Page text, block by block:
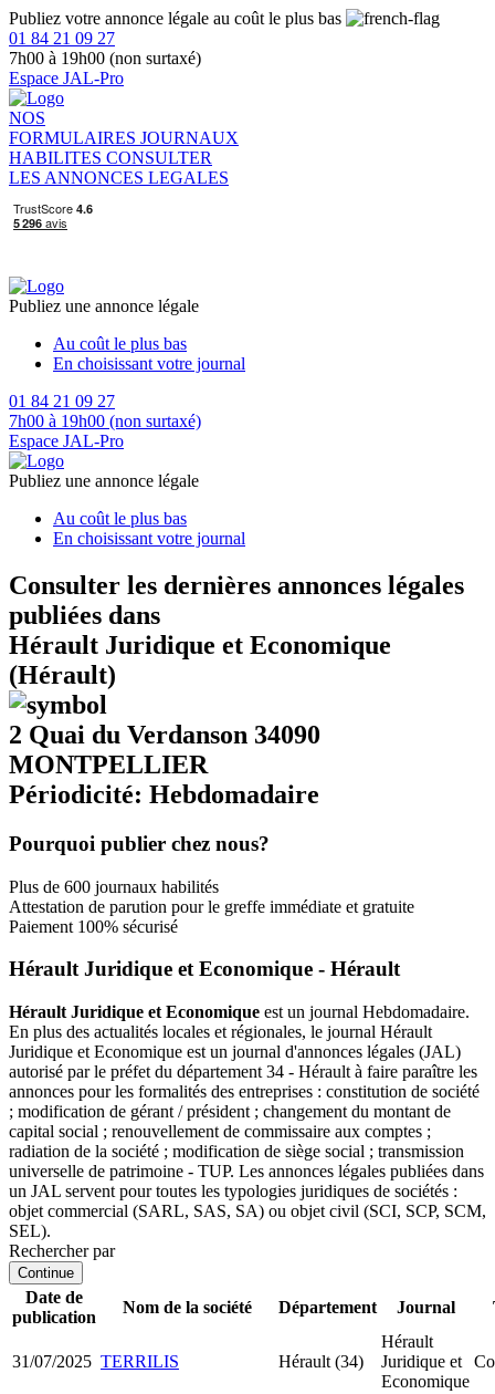
Publiez votre annonce légale au coût le plus bas
01 84 21 09 27
7h00 à 19h00 (non surtaxé)
Espace JAL-Pro
NOS
FORMULAIRES JOURNAUX
HABILITES CONSULTER
LES ANNONCES LEGALES
Publiez une annonce légale
Au coût le plus bas
En choisissant votre journal
01 84 21 09 27
7h00 à 19h00 (non surtaxé)
Espace JAL-Pro
Publiez une annonce légale
Au coût le plus bas
En choisissant votre journal
Consulter les dernières annonces légales
publiées dans
Hérault Juridique et Economique
(Hérault)
2 Quai du Verdanson 34090
MONTPELLIER
Périodicité: Hebdomadaire
Pourquoi publier chez nous?
Plus de 600 journaux habilités
Attestation de parution pour le greffe immédiate et gratuite
Paiement 100% sécurisé
Hérault Juridique et Economique - Hérault
Hérault Juridique et Economique est un journal Hebdomadaire.
En plus des actualités locales et régionales, le journal Hérault
Juridique et Economique est un journal d'annonces légales (JAL)
autorisé par le préfet du département 34 - Hérault à faire paraître les
annonces pour les formalités des entreprises : constitution de société
; modification de gérant / président ; changement du montant de
capital social ; renouvellement de commissaire aux comptes ;
radiation de la société ; modification de siège social ; transmission
universelle de patrimoine - TUP. Les annonces légales publiées dans
un JAL servent pour toutes les typologies juridiques de sociétés :
objet commercial (SARL, SAS, SA) ou objet civil (SCI, SCP, SCM,
SEL).
Rechercher par
Continue
Date de
publication
Nom de la société Département Journal
31/07/2025 TERRILIS Hérault (34)
Hérault
Juridique et
Economique